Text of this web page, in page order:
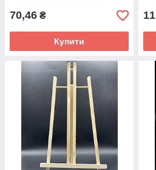
70,46 ₴
Купити